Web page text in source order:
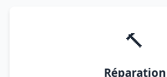
🔨
Réparation